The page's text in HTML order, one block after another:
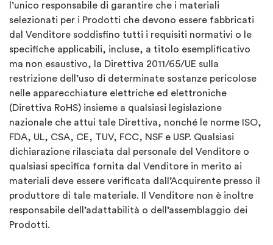
l’unico responsabile di garantire che i materiali
selezionati per i Prodotti che devono essere fabbricati
dal Venditore soddisfino tutti i requisiti normativi o le
specifiche applicabili, incluse, a titolo esemplificativo
ma non esaustivo, la Direttiva 2011/65/UE sulla
restrizione dell’uso di determinate sostanze pericolose
nelle apparecchiature elettriche ed elettroniche
(Direttiva RoHS) insieme a qualsiasi legislazione
nazionale che attui tale Direttiva, nonché le norme ISO,
FDA, UL, CSA, CE, TUV, FCC, NSF e USP. Qualsiasi
dichiarazione rilasciata dal personale del Venditore o
qualsiasi specifica fornita dal Venditore in merito ai
materiali deve essere verificata dall’Acquirente presso il
produttore di tale materiale. Il Venditore non è inoltre
responsabile dell’adattabilità o dell’assemblaggio dei
Prodotti.